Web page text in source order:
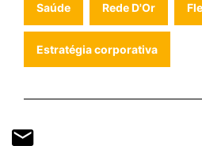
Saúde Rede D'Or
Estratégia corporativa